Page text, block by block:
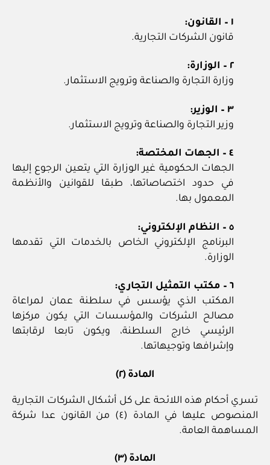
١ – القانون:
قانون الشركات التجارية.
٢ – الوزارة:
وزارة التجارة والصناعة وترويج الاستثمار.
٣ – الوزير:
وزير التجارة والصناعة وترويج الاستثمار.
٤ – الجهات المختصة:
الجهات الحكومية غير الوزارة التي يتعين الرجوع إليها
في حدود اختصاصاتها، طبقا للقوانين والأنظمة
المعمول بها.
٥ – النظام الإلكتروني:
البرنامج الإلكتروني الخاص بالخدمات التي تقدمها
الوزارة.
٦ – مكتب التمثيل التجاري:
المكتب الذي يؤسس في سلطنة عمان لمراعاة
مصالح الشركات والمؤسسات التي يكون مركزها
الرئيسي خارج السلطنة، ويكون تابعا لرقابتها
وإشرافها وتوجيهاتها.
المادة (٢)
تسري أحكام هذه اللائحة على كل أشكال الشركات التجارية
المنصوص عليها في المادة (٤) من القانون عدا شركة
المساهمة العامة.
المادة (٣)